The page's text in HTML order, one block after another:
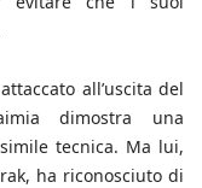
all’uscita del
dimostra una
tecnica. Ma lui,
ha riconosciuto di